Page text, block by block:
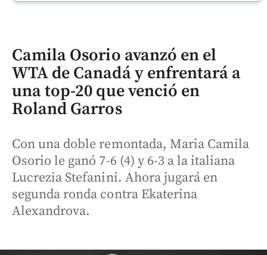
Camila Osorio avanzó en el
WTA de Canadá y enfrentará a
una top-20 que venció en
Roland Garros
Con una doble remontada, Maria Camila
Osorio le ganó 7-6 (4) y 6-3 a la italiana
Lucrezia Stefanini. Ahora jugará en
segunda ronda contra Ekaterina
Alexandrova.